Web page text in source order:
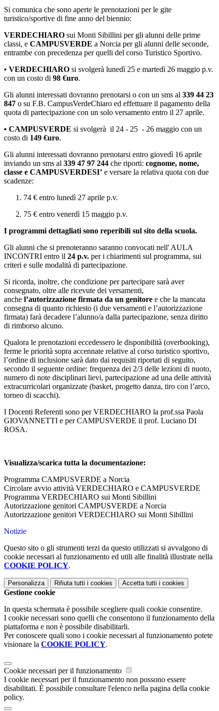
Si comunica che sono aperte le prenotazioni per le gite
turistico/sportive di fine anno del biennio:
VERDECHIARO sui Monti Sibillini per gli alunni delle prime
classi, e CAMPUSVERDE a Norcia per gli alunni delle seconde,
entrambe con precedenza per quelli del corso Turistico Sportivo.
• VERDECHIARO si svolgerà lunedì 25 e martedì 26 maggio p.v.
con un costo di 98 €uro.
Gli alunni interessati dovranno prenotarsi o con un sms al 339 44 23
847 o su F.B. CampusVerdeChiaro ed effettuare il pagamento della
quota di partecipazione con un solo versamento entro il 27 aprile.
• CAMPUSVERDE si svolgerà il 24 - 25 - 26 maggio con un
costo di 149 €uro.
Gli alunni interessati dovranno prenotarsi entro giovedì 16 aprile
inviando un sms al 339 47 97 244 che riporti: cognome, nome,
classe e CAMPUSVERDESI’ e versare la relativa quota con due
scadenze:
1. 74 € entro lunedì 27 aprile p.v.
2. 75 € entro venerdì 15 maggio p.v.
I programmi dettagliati sono reperibili sul sito della scuola.
Gli alunni che si prenoteranno saranno convocati nell' AULA
INCONTRI entro il 24 p.v. per i chiarimenti sul programma, sui
criteri e sulle modalità di partecipazione.
Si ricorda, inoltre, che condizione per partecipare sarà aver
consegnato, oltre alle ricevute dei versamenti,
anche l’autorizzazione firmata da un genitore e che la mancata
consegna di quanto richiesto (i due versamenti e l’autorizzazione
firmata) farà decadere l’alunno/a dalla partecipazione, senza diritto
di rimborso alcuno.
Qualora le prenotazioni eccedessero le disponibilità (overbooking),
ferme le priorità sopra accennate relative al corso turistico sportivo,
l’ordine di inclusione sarà dato dai requisiti riportati di seguito,
secondo il seguente ordine: frequenza dei 2/3 delle lezioni di nuoto,
numero di note disciplinari lievi, partecipazione ad una delle attività
extracurricolari organizzate (basket, progetto danza, tiro con l’arco,
torneo di scacchi).
I Docenti Referenti sono per VERDECHIARO la prof.ssa Paola
GIOVANNETTI e per CAMPUSVERDE il prof. Luciano DI
ROSA.
Visualizza/scarica tutta la documentazione:
Programma CAMPUSVERDE a Norcia
Circolare avvio attività VERDECHIARO e CAMPUSVERDE
Programma VERDECHIARO sui Monti Sibillini
Autorizzazione genitori CAMPUSVERDE a Norcia
Autorizzazione genitori VERDECHIARO sui Monti Sibillini
Notizie
Questo sito o gli strumenti terzi da questo utilizzati si avvalgono di
cookie necessari al funzionamento ed utili alle finalità illustrate nella
COOKIE POLICY.
Personalizza Rifiuta tutti i cookies Accetta tutti i cookies
Gestione cookie
In questa schermata è possibile scegliere quali cookie consentire.
I cookie necessari sono quelli che consentono il funzionamento della
piattaforma e non è possibile disabilitarli.
Per conoscere quali sono i cookie necessari al funzionamento potete
visionare la COOKIE POLICY.
Cookie necessari per il funzionamento
I cookie necessari per il funzionamento non possono essere
disabilitati. È possibile consultare l'elenco nella pagina della cookie
policy.